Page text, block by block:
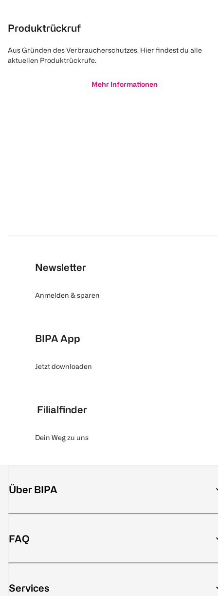
Produktrückruf
Aus Gründen des Verbraucherschutzes. Hier findest du alle
aktuellen Produktrückrufe.
Mehr Informationen
Newsletter
Anmelden & sparen
BIPA App
Jetzt downloaden
Filialfinder
Dein Weg zu uns
Über BIPA
FAQ
Services